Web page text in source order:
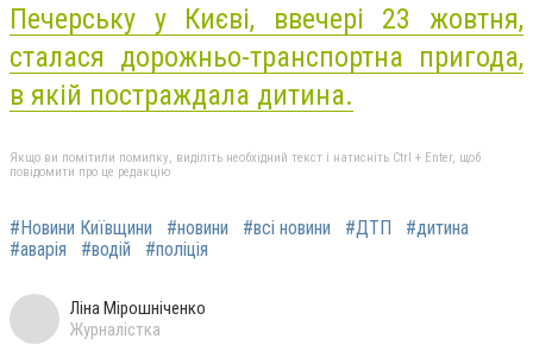
Печерську у Києві, ввечері 23 жовтня,
сталася дорожньо-транспортна пригода,
в якій постраждала дитина.
Якщо ви помітили помилку, виділіть необхідний текст і натисніть Ctrl + Enter, щоб
повідомити про це редакцію
#Новини Київщини #новини #всі новини #ДТП
#дитина
#аварія
#водій #поліція
Ліна Мірошніченко
Журналістка